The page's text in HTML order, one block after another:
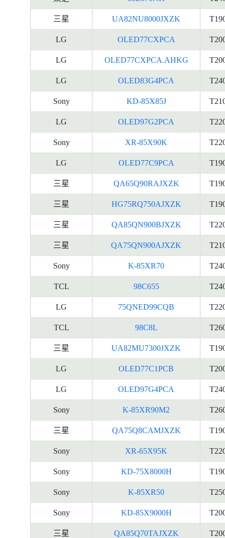
三星 UA82NU8000JXZK
LG OLED77CXPCA
LG OLED77CXPCA.AHKG
LG OLED83G4PCA
Sony KD-85X85J
LG OLED97G2PCA
Sony XR-85X90K
LG OLED77C9PCA
三星 QA65Q90RAJXZK
三星 HG75RQ750AJXZK
三星 QA85QN900BJXZK
三星 QA75QN900AJXZK
Sony K-85XR70
TCL 98C655
LG 75QNED99CQB
TCL 98C8L
三星 UA82MU7300JXZK
LG OLED77C1PCB
LG OLED97G4PCA
Sony K-85XR90M2
三星 QA75Q8CAMJXZK
Sony XR-65X95K
Sony KD-75X8000H
Sony K-85XR50
Sony KD-85X9000H
三星 QA85Q70TAJXZK